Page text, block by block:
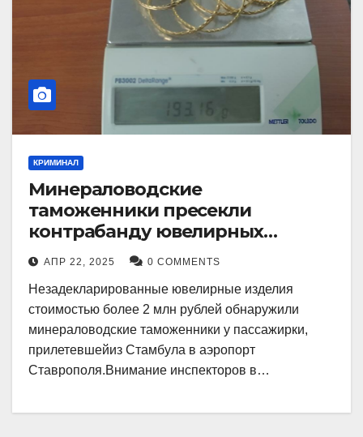
КРИМИНАЛ
Минераловодские
таможенники пресекли
контрабанду ювелирных
изделий на 2 млн рублей
АПР 22, 2025 0 COMMENTS
Незадекларированные ювелирные изделия
стоимостью более 2 млн рублей обнаружили
минераловодские таможенники у пассажирки,
прилетевшейиз Стамбула в аэропорт
Ставрополя.Внимание инспекторов в…